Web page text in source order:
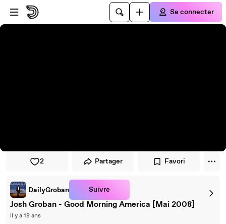
Passer au player
Passer au contenu principal
Se connecter
2 Partager Favori
DailyGroban Suivre
Josh Groban - Good Morning America [Mai 2008]
il y a 18 ans